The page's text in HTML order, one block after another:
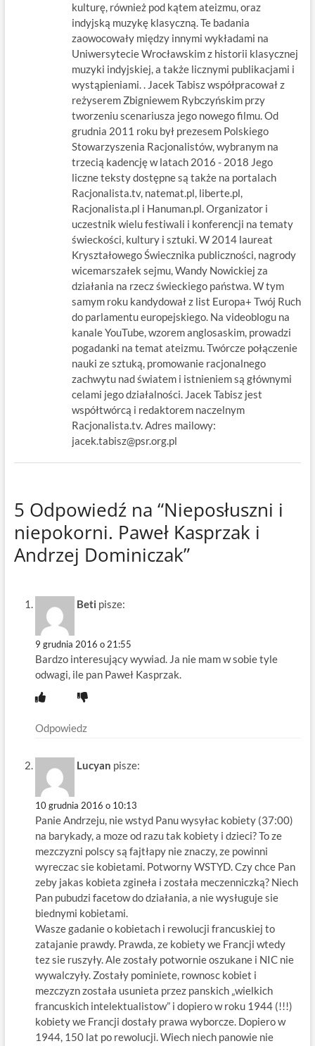
kulturę, również pod kątem ateizmu, oraz
indyjską muzykę klasyczną. Te badania
zaowocowały między innymi wykładami na
Uniwersytecie Wrocławskim z historii klasycznej
muzyki indyjskiej, a także licznymi publikacjami i
wystąpieniami. . Jacek Tabisz współpracował z
reżyserem Zbigniewem Rybczyńskim przy
tworzeniu scenariusza jego nowego filmu. Od
grudnia 2011 roku był prezesem Polskiego
Stowarzyszenia Racjonalistów, wybranym na
trzecią kadencję w latach 2016 - 2018 Jego
liczne teksty dostępne są także na portalach
Racjonalista.tv, natemat.pl, liberte.pl,
Racjonalista.pl i Hanuman.pl. Organizator i
uczestnik wielu festiwali i konferencji na tematy
świeckości, kultury i sztuki. W 2014 laureat
Kryształowego Świecznika publiczności, nagrody
wicemarszałek sejmu, Wandy Nowickiej za
działania na rzecz świeckiego państwa. W tym
samym roku kandydował z list Europa+ Twój Ruch
do parlamentu europejskiego. Na videoblogu na
kanale YouTube, wzorem anglosaskim, prowadzi
pogadanki na temat ateizmu. Twórcze połączenie
nauki ze sztuką, promowanie racjonalnego
zachwytu nad światem i istnieniem są głównymi
celami jego działalności. Jacek Tabisz jest
współtwórcą i redaktorem naczelnym
Racjonalista.tv. Adres mailowy:
jacek.tabisz@psr.org.pl
5 Odpowiedź na “Nieposłuszni i
niepokorni. Paweł Kasprzak i
Andrzej Dominiczak”
Beti pisze:
9 grudnia 2016 o 21:55
Bardzo interesujący wywiad. Ja nie mam w sobie tyle
odwagi, ile pan Paweł Kasprzak.
Odpowiedz
Lucyan pisze:
10 grudnia 2016 o 10:13
Panie Andrzeju, nie wstyd Panu wysyłac kobiety (37:00)
na barykady, a moze od razu tak kobiety i dzieci? To ze
mezczyzni polscy są fajtłapy nie znaczy, ze powinni
wyreczac sie kobietami. Potworny WSTYD. Czy chce Pan
zeby jakas kobieta zgineła i została meczenniczką? Niech
Pan pubudzi facetow do działania, a nie wysługuje sie
biednymi kobietami.
Wasze gadanie o kobietach i rewolucji francuskiej to
zatajanie prawdy. Prawda, ze kobiety we Francji wtedy
tez sie ruszyły. Ale zostały potwornie oszukane i NIC nie
wywalczyły. Zostały pominiete, rownosc kobiet i
mezczyzn została usunieta przez panskich „wielkich
francuskich intelektualistow” i dopiero w roku 1944 (!!!)
kobiety we Francji dostały prawa wyborcze. Dopiero w
1944, 150 lat po rewolucji. Wiech niech panowie nie